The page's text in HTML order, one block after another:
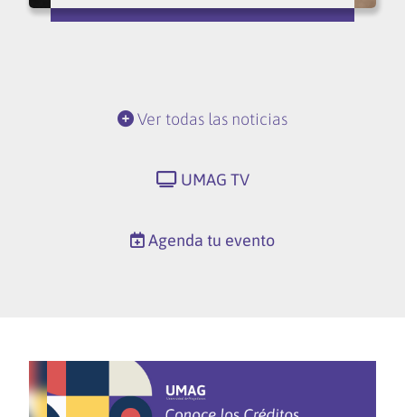
Ver todas las noticias
UMAG TV
Agenda tu evento